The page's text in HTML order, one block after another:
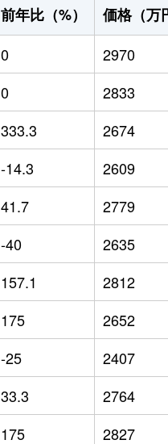
前年比（%） 価格（万
0 2970
0 2833
333.3 2674
-14.3 2609
41.7 2779
-40 2635
157.1 2812
175 2652
-25 2407
33.3 2764
175 2827